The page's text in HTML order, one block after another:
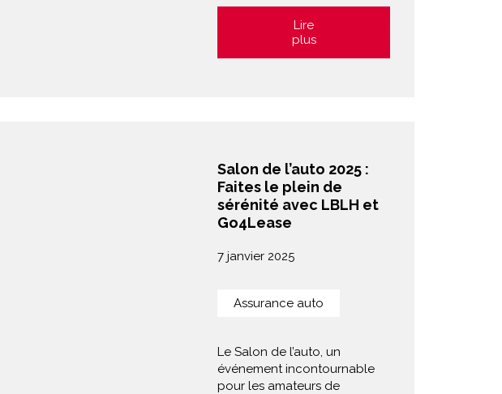
Lire
plus
Salon de l’auto 2025 :
Faites le plein de
sérénité avec LBLH et
Go4Lease
7 janvier 2025
Assurance auto
Le Salon de l’auto, un
événement incontournable
pour les amateurs de